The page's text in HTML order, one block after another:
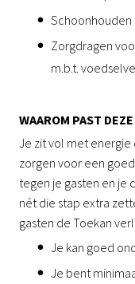
Schoonhouden
Zorgdragen
m.b.t.
WAAROM PAST
Je zit vol met
zorgen voor een
tegen je gasten en je
nét die stap extra
gasten de Toekan
Je kan goed
Je bent